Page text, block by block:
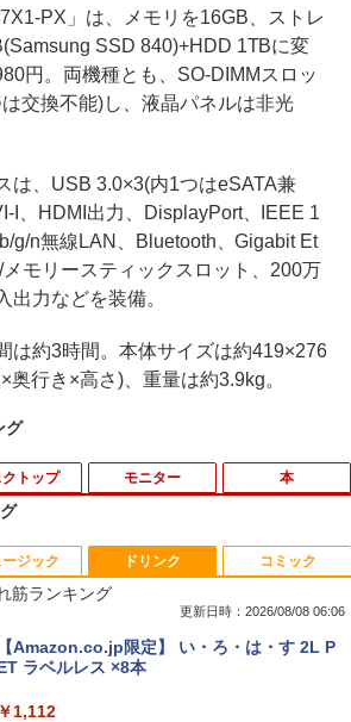
PX」は、メモリを16GB、ストレ
SSD 840)+HDD 1TBに変
円。両機種とも、SO-DIMMスロッ
交換不能)し、液晶パネルは非光
は、USB 3.0×3(内1つはeSATA兼
I、HDMI出力、DisplayPort、IEEE 1
g/n無線LAN、Bluetooth、Gigabit Et
モリースティックスロット、200万
出力などを装備。
は約3時間。本体サイズは約419×276
奥行き×高さ)、重量は約3.9kg。
グ
【期間限定破格金額！】新生活 新古品 W
in11搭載 パソコンノートパソコンoffice
付き 初心者向けノートPC 初期設定済 1
5.6型 インテル高速CPU ランダムで発送
メモリ4GB～ 高速SSD1TB 最大 フルHD
Webカメラ zoom 軽量薄型 無線 型番更
トップ モニター
引き出し付きモニター台(NM01 ミドルブ
ラウン) 【玄関先迄納品】 ニトリ
￥2,990
本
ドラえもん はじめての国語辞典 第2版 [
小学館 国語辞典編集部 ]
￥2,090
Anker Soundcore P40i オフホワイト
ージック
BRUCE WAYNE feat. Flo Milli, ATL Jacob
￥250
ドリンク
筋ランキング
更新日時：2026/08/08 06:06
【Amazon.co.jp限定】 い・ろ・は・す 2L P
ラベルレス ×8本
￥1,112
コミック